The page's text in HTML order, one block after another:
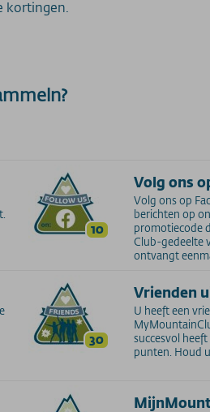
10
Volg ons
Volg ons op
berichten op
promotiecode
Club-gedeelte
ontvangt
30
Vrienden
U heeft een
succesvol
punten. Houd